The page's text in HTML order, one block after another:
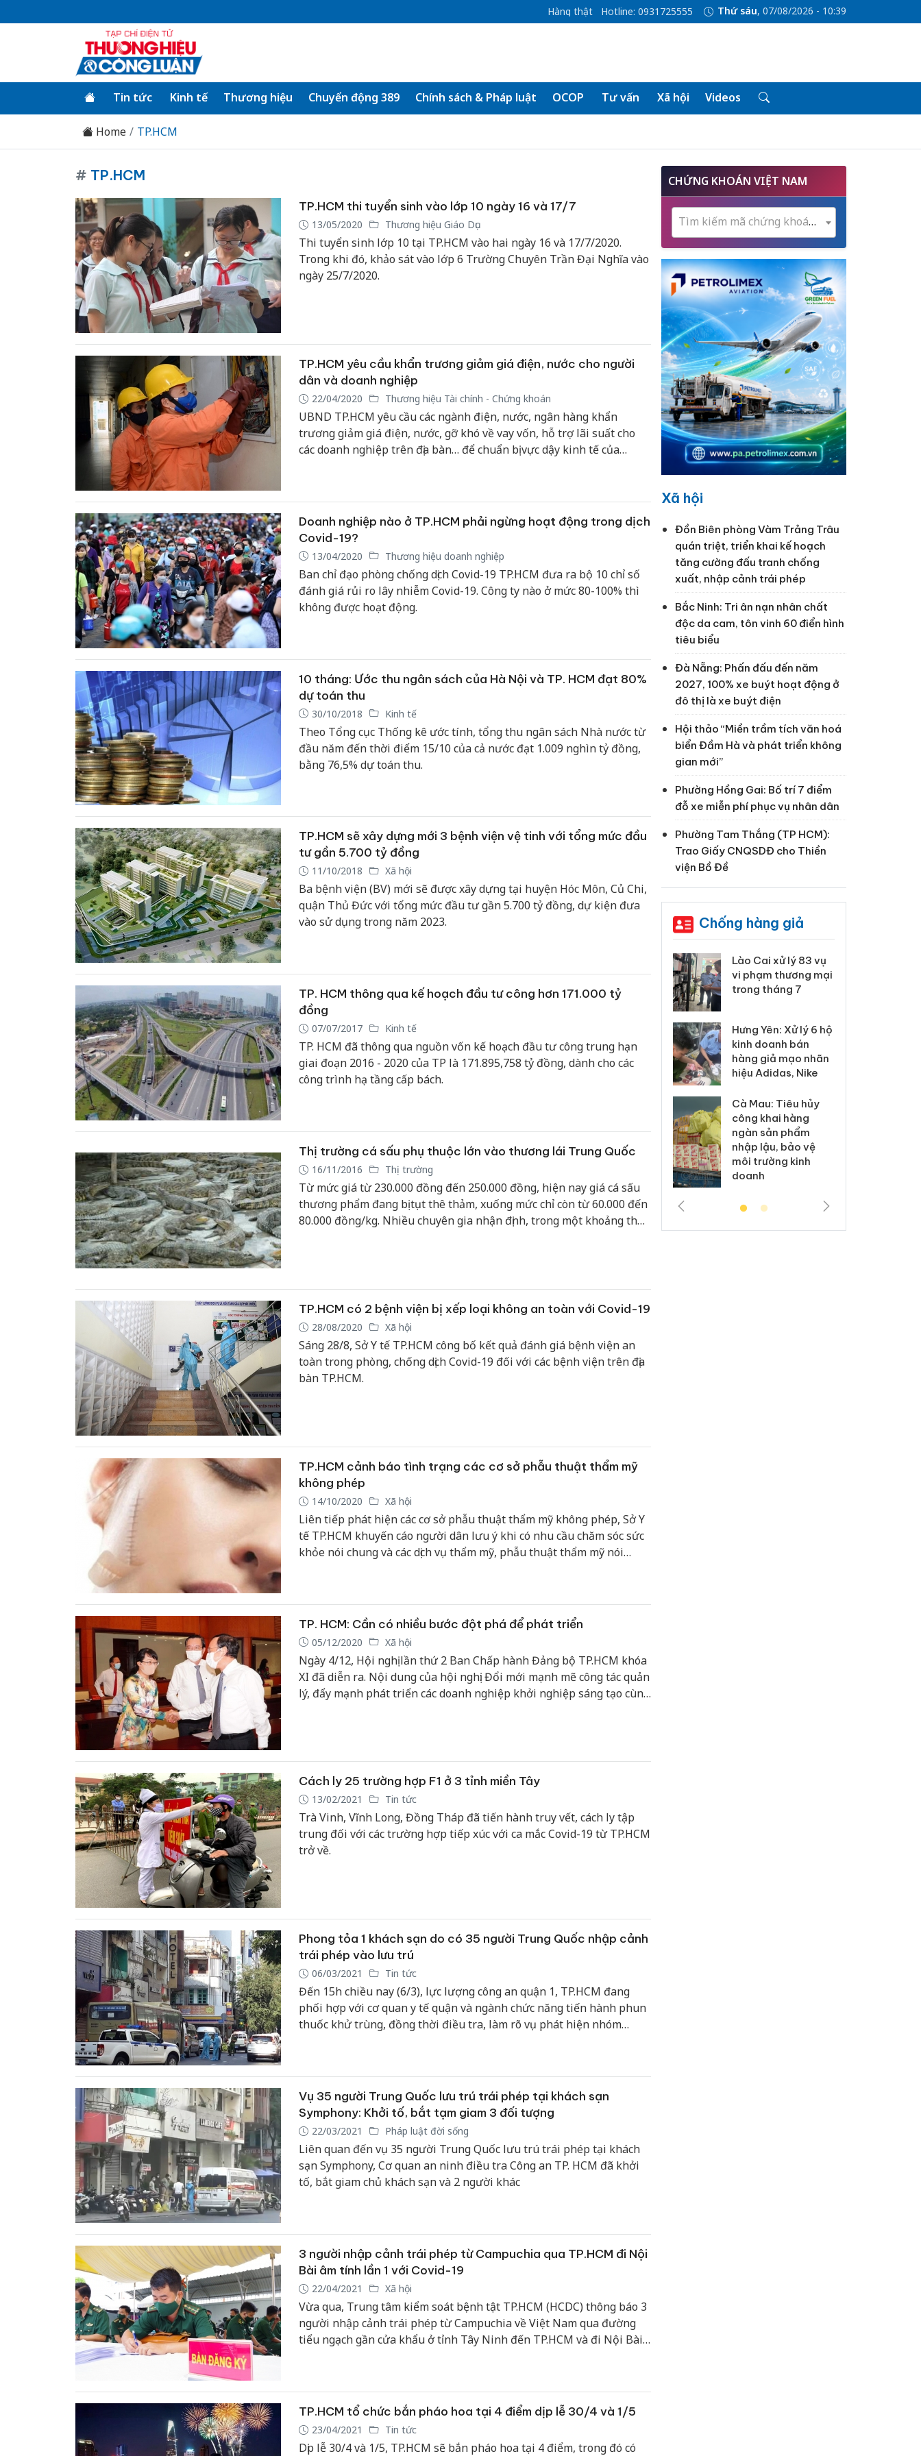
Hàng thật Hotline: 0931725555 Thứ sáu, 07/08/2026 - 10:39
Tin tức Kinh tế Thương hiệu Chuyển động 389 Chính sách & Pháp luật OCOP Tư vấn Xã hội Videos
Home TP.HCM
# TP.HCM
TP.HCM thi tuyển sinh vào lớp 10 ngày 16 và 17/7
13/05/2020 Thương hiệu Giáo Dục
Thi tuyển sinh lớp 10 tại TP.HCM vào hai ngày 16 và 17/7/2020.
Trong khi đó, khảo sát vào lớp 6 Trường Chuyên Trần Đại Nghĩa vào
ngày 25/7/2020.
TP.HCM yêu cầu khẩn trương giảm giá điện, nước cho người
dân và doanh nghiệp
22/04/2020 Thương hiệu Tài chính - Chứng khoán
UBND TP.HCM yêu cầu các ngành điện, nước, ngân hàng khẩn
trương giảm giá điện, nước, gỡ khó về vay vốn, hỗ trợ lãi suất cho
các doanh nghiệp trên địa bàn… để chuẩn bị vực dậy kinh tế của
Doanh nghiệp nào ở TP.HCM phải ngừng hoạt động trong dịch
Covid-19?
13/04/2020 Thương hiệu doanh nghiệp
Ban chỉ đạo phòng chống dịch Covid-19 TP.HCM đưa ra bộ 10 chỉ số
đánh giá rủi ro lây nhiễm Covid-19. Công ty nào ở mức 80-100% thì
không được hoạt động.
10 tháng: Ước thu ngân sách của Hà Nội và TP. HCM đạt 80%
dự toán thu
30/10/2018 Kinh tế
Theo Tổng cục Thống kê ước tính, tổng thu ngân sách Nhà nước từ
đầu năm đến thời điểm 15/10 của cả nước đạt 1.009 nghìn tỷ đồng,
bằng 76,5% dự toán thu.
TP.HCM sẽ xây dựng mới 3 bệnh viện vệ tinh với tổng mức đầu
tư gần 5.700 tỷ đồng
11/10/2018 Xã hội
Ba bệnh viện (BV) mới sẽ được xây dựng tại huyện Hóc Môn, Củ Chi,
quận Thủ Đức với tổng mức đầu tư gần 5.700 tỷ đồng, dự kiện đưa
vào sử dụng trong năm 2023.
TP. HCM thông qua kế hoạch đầu tư công hơn 171.000 tỷ
đồng
07/07/2017 Kinh tế
TP. HCM đã thông qua nguồn vốn kế hoạch đầu tư công trung hạn
giai đoạn 2016 - 2020 của TP là 171.895,758 tỷ đồng, dành cho các
công trình hạ tầng cấp bách.
Thị trường cá sấu phụ thuộc lớn vào thương lái Trung Quốc
16/11/2016 Thị trường
Từ mức giá từ 230.000 đồng đến 250.000 đồng, hiện nay giá cá sấu
thương phẩm đang bị tụt thê thảm, xuống mức chỉ còn từ 60.000 đến
80.000 đồng/kg. Nhiều chuyên gia nhận định, trong một khoảng thời
TP.HCM có 2 bệnh viện bị xếp loại không an toàn với Covid-19
28/08/2020 Xã hội
Sáng 28/8, Sở Y tế TP.HCM công bố kết quả đánh giá bệnh viện an
toàn trong phòng, chống dịch Covid-19 đối với các bệnh viện trên địa
bàn TP.HCM.
TP.HCM cảnh báo tình trạng các cơ sở phẫu thuật thẩm mỹ
không phép
14/10/2020 Xã hội
Liên tiếp phát hiện các cơ sở phẫu thuật thẩm mỹ không phép, Sở Y
tế TP.HCM khuyến cáo người dân lưu ý khi có nhu cầu chăm sóc sức
khỏe nói chung và các dịch vụ thẩm mỹ, phẫu thuật thẩm mỹ nói
TP. HCM: Cần có nhiều bước đột phá để phát triển
05/12/2020 Xã hội
Ngày 4/12, Hội nghị lần thứ 2 Ban Chấp hành Đảng bộ TP.HCM khóa
XI đã diễn ra. Nội dung của hội nghị: Đổi mới mạnh mẽ công tác quản
lý, đẩy mạnh phát triển các doanh nghiệp khởi nghiệp sáng tạo cùng
Cách ly 25 trường hợp F1 ở 3 tỉnh miền Tây
13/02/2021 Tin tức
Trà Vinh, Vĩnh Long, Đồng Tháp đã tiến hành truy vết, cách ly tập
trung đối với các trường hợp tiếp xúc với ca mắc Covid-19 từ TP.HCM
trở về.
Phong tỏa 1 khách sạn do có 35 người Trung Quốc nhập cảnh
trái phép vào lưu trú
06/03/2021 Tin tức
Đến 15h chiều nay (6/3), lực lượng công an quận 1, TP.HCM đang
phối hợp với cơ quan y tế quận và ngành chức năng tiến hành phun
thuốc khử trùng, đồng thời điều tra, làm rõ vụ phát hiện nhóm
Vụ 35 người Trung Quốc lưu trú trái phép tại khách sạn
Symphony: Khởi tố, bắt tạm giam 3 đối tượng
22/03/2021 Pháp luật đời sống
Liên quan đến vụ 35 người Trung Quốc lưu trú trái phép tại khách
sạn Symphony, Cơ quan an ninh điều tra Công an TP. HCM đã khởi
tố, bắt giam chủ khách sạn và 2 người khác
3 người nhập cảnh trái phép từ Campuchia qua TP.HCM đi Nội
Bài âm tính lần 1 với Covid-19
22/04/2021 Xã hội
Vừa qua, Trung tâm kiểm soát bệnh tật TP.HCM (HCDC) thông báo 3
người nhập cảnh trái phép từ Campuchia về Việt Nam qua đường
tiểu ngạch gần cửa khẩu ở tỉnh Tây Ninh đến TP.HCM và đi Nội Bài
TP.HCM tổ chức bắn pháo hoa tại 4 điểm dịp lễ 30/4 và 1/5
23/04/2021 Tin tức
Dịp lễ 30/4 và 1/5, TP.HCM sẽ bắn pháo hoa tại 4 điểm, trong đó có
CHỨNG KHOÁN VIỆT NAM
Tìm kiếm mã chứng khoán...
Xã hội
Đồn Biên phòng Vàm Trảng Trâu
quán triệt, triển khai kế hoạch
tăng cường đấu tranh chống
xuất, nhập cảnh trái phép
Bắc Ninh: Tri ân nạn nhân chất
độc da cam, tôn vinh 60 điển hình
tiêu biểu
Đà Nẵng: Phấn đấu đến năm
2027, 100% xe buýt hoạt động ở
đô thị là xe buýt điện
Hội thảo “Miền trầm tích văn hoá
biển Đầm Hà và phát triển không
gian mới”
Phường Hồng Gai: Bố trí 7 điểm
đỗ xe miễn phí phục vụ nhân dân
Phường Tam Thắng (TP HCM):
Trao Giấy CNQSDĐ cho Thiền
viện Bồ Đề
Chống hàng giả
tìm bị hại trong vụ
án sản xuất, buôn
bán yến sào giả
hại trong vụ án
buôn bán bình sữa
bán hàng giả tại
Phú Quốc ra đầu
Lào Cai xử lý 83 vụ
vi phạm thương mại
trong tháng 7
Hưng Yên: Xử lý 6 hộ
kinh doanh bán
hàng giả mạo nhãn
hiệu Adidas, Nike
Cà Mau: Tiêu hủy
công khai hàng
ngàn sản phẩm
nhập lậu, bảo vệ
môi trường kinh
doanh